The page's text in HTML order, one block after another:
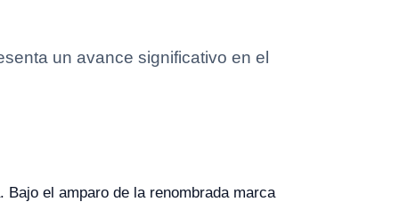
un avance significativo en el
el amparo de la renombrada marca